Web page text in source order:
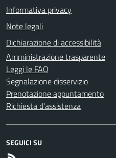
Informativa privacy
Note legali
Dichiarazione di accessibilità
Amministrazione trasparente
Leggi le FAQ
Segnalazione disservizio
Prenotazione appuntamento
Richiesta d'assistenza
SEGUICI SU